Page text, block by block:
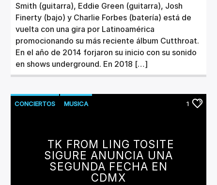
Smith (guitarra), Eddie Green (guitarra), Josh
Finerty (bajo) y Charlie Forbes (batería) está de
vuelta con una gira por Latinoamérica
promocionando su más reciente álbum Cutthroat.
En el año de 2014 forjaron su inicio con su sonido
en shows underground. En 2018 […]
CONCIERTOS MUSICA 1
TK FROM LING TOSITE
SIGURE ANUNCIA UNA
SEGUNDA FECHA EN
CDMX